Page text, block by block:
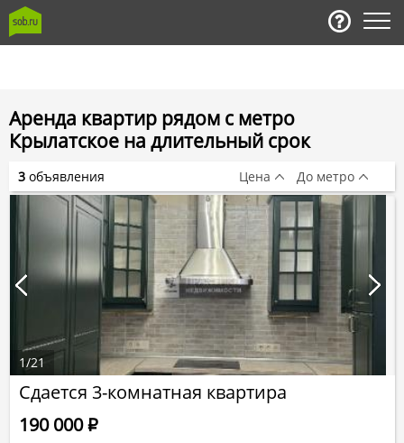
Аренда квартир рядом с метро
Крылатское на длительный срок
Сдается 3-комнатная квартира
190 000Р
1/21
3 объявления Цена До метро